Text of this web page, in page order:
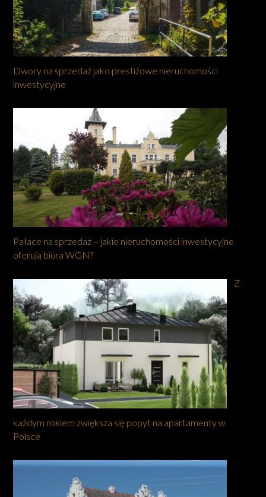
Dwory na sprzedaż jako prestiżowe nieruchomości
inwestycyjne
Pałace na sprzedaż – jakie nieruchomości inwestycyjne
oferują biura WGN?
Z
każdym rokiem zwiększa się popyt na apartamenty w
Polsce